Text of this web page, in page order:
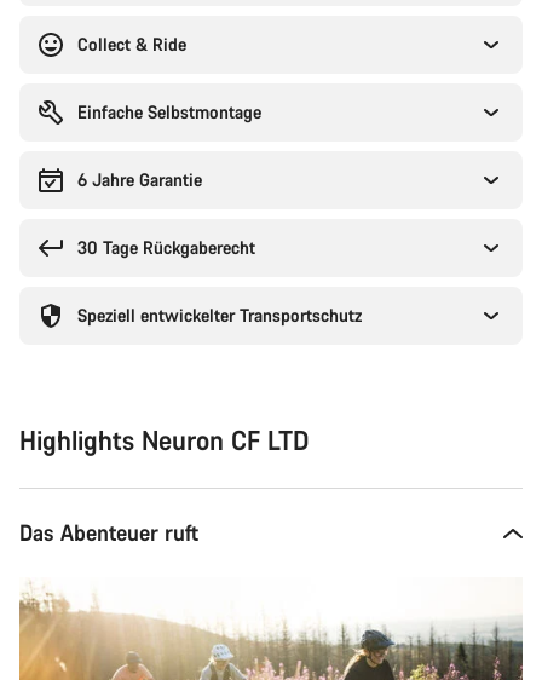
Collect & Ride
Einfache Selbstmontage
6 Jahre Garantie
30 Tage Rückgaberecht
Speziell entwickelter Transportschutz
Highlights Neuron CF LTD
Das Abenteuer ruft